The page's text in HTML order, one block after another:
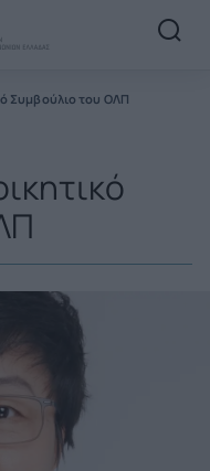
Συμβούλιο του ΟΛΠ